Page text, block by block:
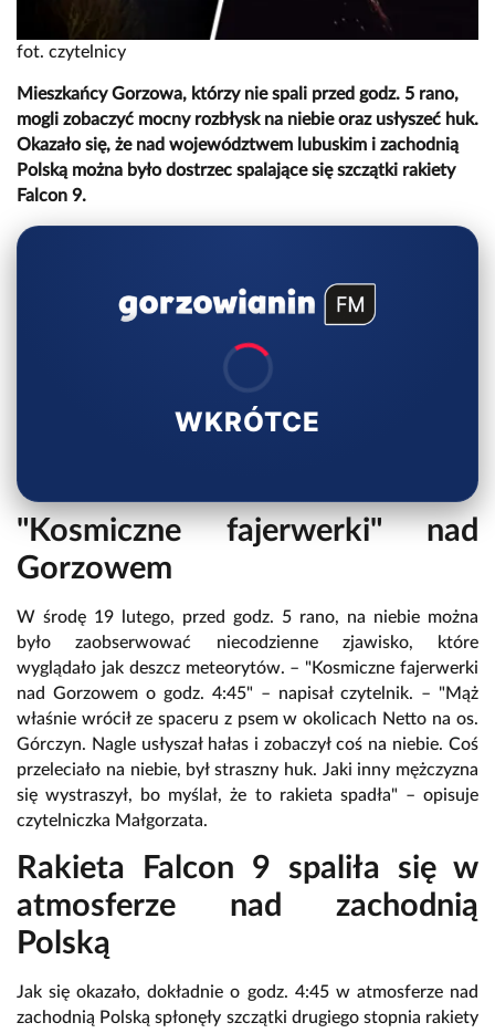
fot. czytelnicy
Mieszkańcy Gorzowa, którzy nie spali przed godz. 5 rano,
mogli zobaczyć mocny rozbłysk na niebie oraz usłyszeć huk.
Okazało się, że nad województwem lubuskim i zachodnią
Polską można było dostrzec spalające się szczątki rakiety
Falcon 9.
WKRÓTCE
"Kosmiczne fajerwerki" nad
Gorzowem
W środę 19 lutego, przed godz. 5 rano, na niebie można
było zaobserwować niecodzienne zjawisko, które
wyglądało jak deszcz meteorytów. – "Kosmiczne fajerwerki
nad Gorzowem o godz. 4:45" – napisał czytelnik. – "Mąż
właśnie wrócił ze spaceru z psem w okolicach Netto na os.
Górczyn. Nagle usłyszał hałas i zobaczył coś na niebie. Coś
przeleciało na niebie, był straszny huk. Jaki inny mężczyzna
się wystraszył, bo myślał, że to rakieta spadła" – opisuje
czytelniczka Małgorzata.
Rakieta Falcon 9 spaliła się w
atmosferze nad zachodnią
Polską
Jak się okazało, dokładnie o godz. 4:45 w atmosferze nad
zachodnią Polską spłonęły szczątki drugiego stopnia rakiety